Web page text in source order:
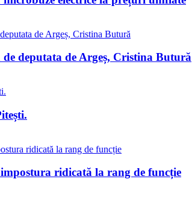
deputata de Argeș, Cristina Butură
ridicată la rang de funcție